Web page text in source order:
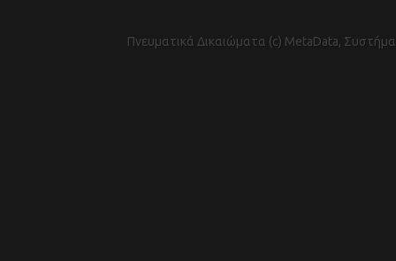
Πνευματικά Δικαιώματα (c) MetaData,